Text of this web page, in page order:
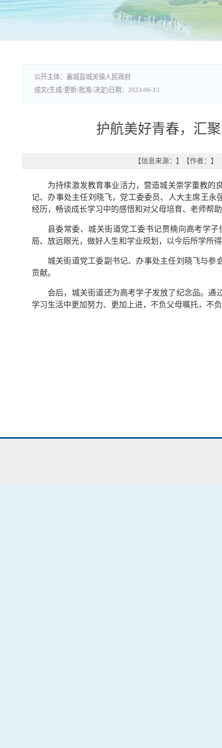
襄城县城关镇人民政府
2023-06-13
护航美好青春，汇
【信息来源： 】 【作者： 】
为持续激发教育事业活力，营造城关崇学重教的
记、办事处主任刘晓飞，党工委委员、人大主席王
经历，畅谈成长学习中的感悟和对父母培育、老师帮
县委常委、城关街道党工委书记贾楠向高考学
局、放远眼光，做好人生和学业规划，以今后所学所
城关街道党工委副书记、办事处主任刘晓飞与参
贡献。
会后，城关街道还为高考学子发放了纪念品。
学习生活中更加努力、更加上进，不负父母嘱托，不